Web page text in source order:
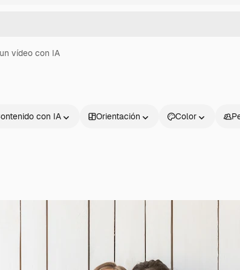
vídeo con IA
con IA Orientación Color
Productos Información útil